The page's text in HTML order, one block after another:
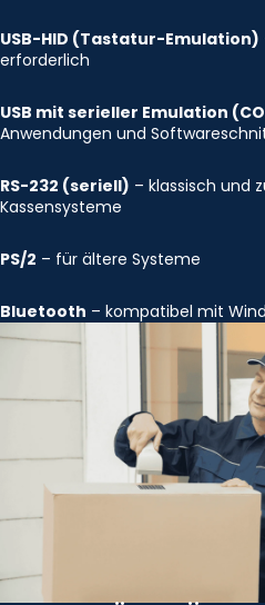
USB-HID (Tastatur-Emulation)
erforderlich
USB mit serieller Emulation
Anwendungen und
RS-232 (seriell) – klassisch und
Kassensysteme
PS/2 – für ältere Systeme
Bluetooth – kompatibel mit